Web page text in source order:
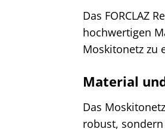
Das FORCLAZ
hochwertigen
Moskitonetz zu
Material
Das
robust,